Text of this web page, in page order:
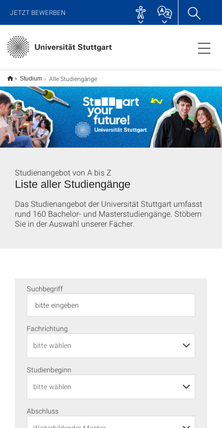
JETZT BEWERBEN
Studium Alle Studiengänge
Liste aller Studiengänge
Studienangebot von A bis Z
Das Studienangebot der Universität Stuttgart umfasst
rund 160 Bachelor- und Masterstudiengänge. Stöbern
Sie in der Auswahl unserer Fächer.
Suchbegriff
Fachrichtung
Studienbeginn
Abschluss